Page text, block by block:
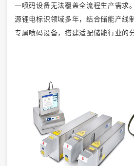
一喷码设备无法覆盖全流程生产需求
源锂电标识领域多年，结合储能产线
专属喷码设备，搭建适配储能行业的